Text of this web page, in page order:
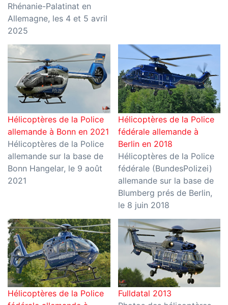
Rhénanie-Palatinat en
Allemagne, les 4 et 5 avril
2025
Hélicoptères de la Police
allemande à Bonn en 2021
Hélicoptères de la Police
allemande sur la base de
Bonn Hangelar, le 9 août
2021
Hélicoptères de la Police
fédérale allemande à
Berlin en 2018
Hélicoptères de la Police
fédérale (BundesPolizei)
allemande sur la base de
Blumberg prés de Berlin,
le 8 juin 2018
Hélicoptères de la Police
Fulldatal 2013